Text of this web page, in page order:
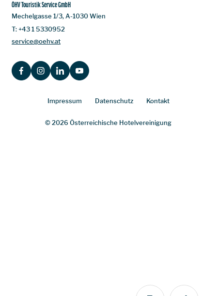
ÖHV Touristik Service GmbH
Mechelgasse 1/3, A-1030 Wien
T:+43 1 5330952
service@oehv.at
FACEBOOKINSTAGRAMLINKEDINYOUTUBE
Impressum Datenschutz Kontakt
© 2026 Österreichische Hotelvereinigung